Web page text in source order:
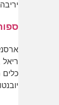
ספורט 1 06-
יובנטוס 06:20